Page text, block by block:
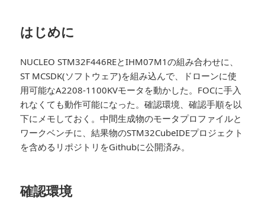
はじめに
NUCLEO STM32F446REとIHM07M1の組み合わせに、
ST MCSDK(ソフトウェア)を組み込んで、ドローンに使
用可能なA2208-1100KVモータを動かした。FOCに手入
れなくても動作可能になった。確認環境、確認手順を以
下にメモしておく。中間生成物のモータプロファイルと
ワークベンチに、結果物のSTM32CubeIDEプロジェクト
を含めるリポジトリをGithubに公開済み。
確認環境